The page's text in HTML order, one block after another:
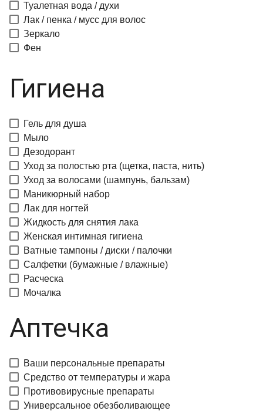
Туалетная вода / духи
Лак / пенка / мусс для волос
Зеркало
Фен
Гигиена
Гель для душа
Мыло
Дезодорант
Уход за полостью рта (щетка, паста, нить)
Уход за волосами (шампунь, бальзам)
Маникюрный набор
Лак для ногтей
Жидкость для снятия лака
Женская интимная гигиена
Ватные тампоны / диски / палочки
Салфетки (бумажные / влажные)
Расческа
Мочалка
Аптечка
Ваши персональные препараты
Средство от температуры и жара
Противовирусные препараты
Универсальное обезболивающее